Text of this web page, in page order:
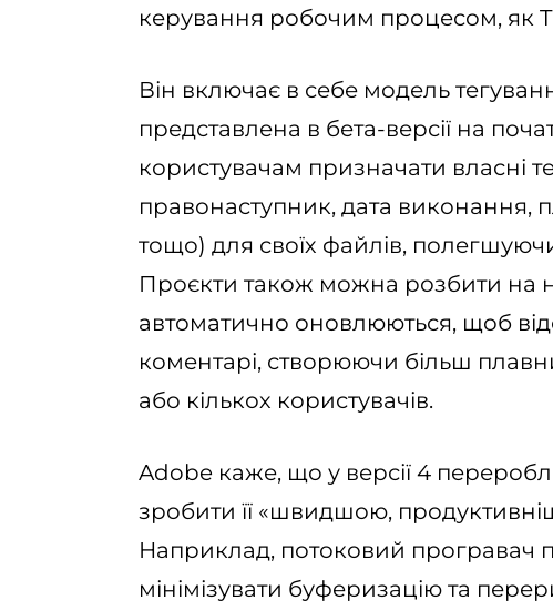
керування робочим процесом, як
Він включає в себе модель
представлена ​​в бета-версії на
користувачам призначати власні
правонаступник, дата виконання,
тощо) для своїх файлів,
Проєкти також можна розбити на
автоматично оновлюються, щоб
коментарі, створюючи більш
або кількох користувачів.
Adobe каже, що у версії 4
зробити її «швидшою,
Наприклад, потоковий
мінімізувати буферизацію та